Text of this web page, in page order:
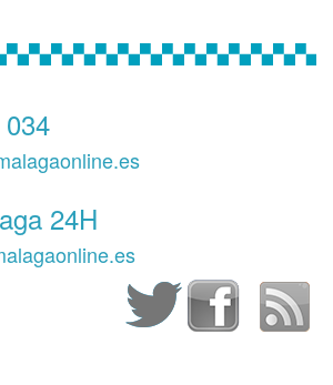
24H